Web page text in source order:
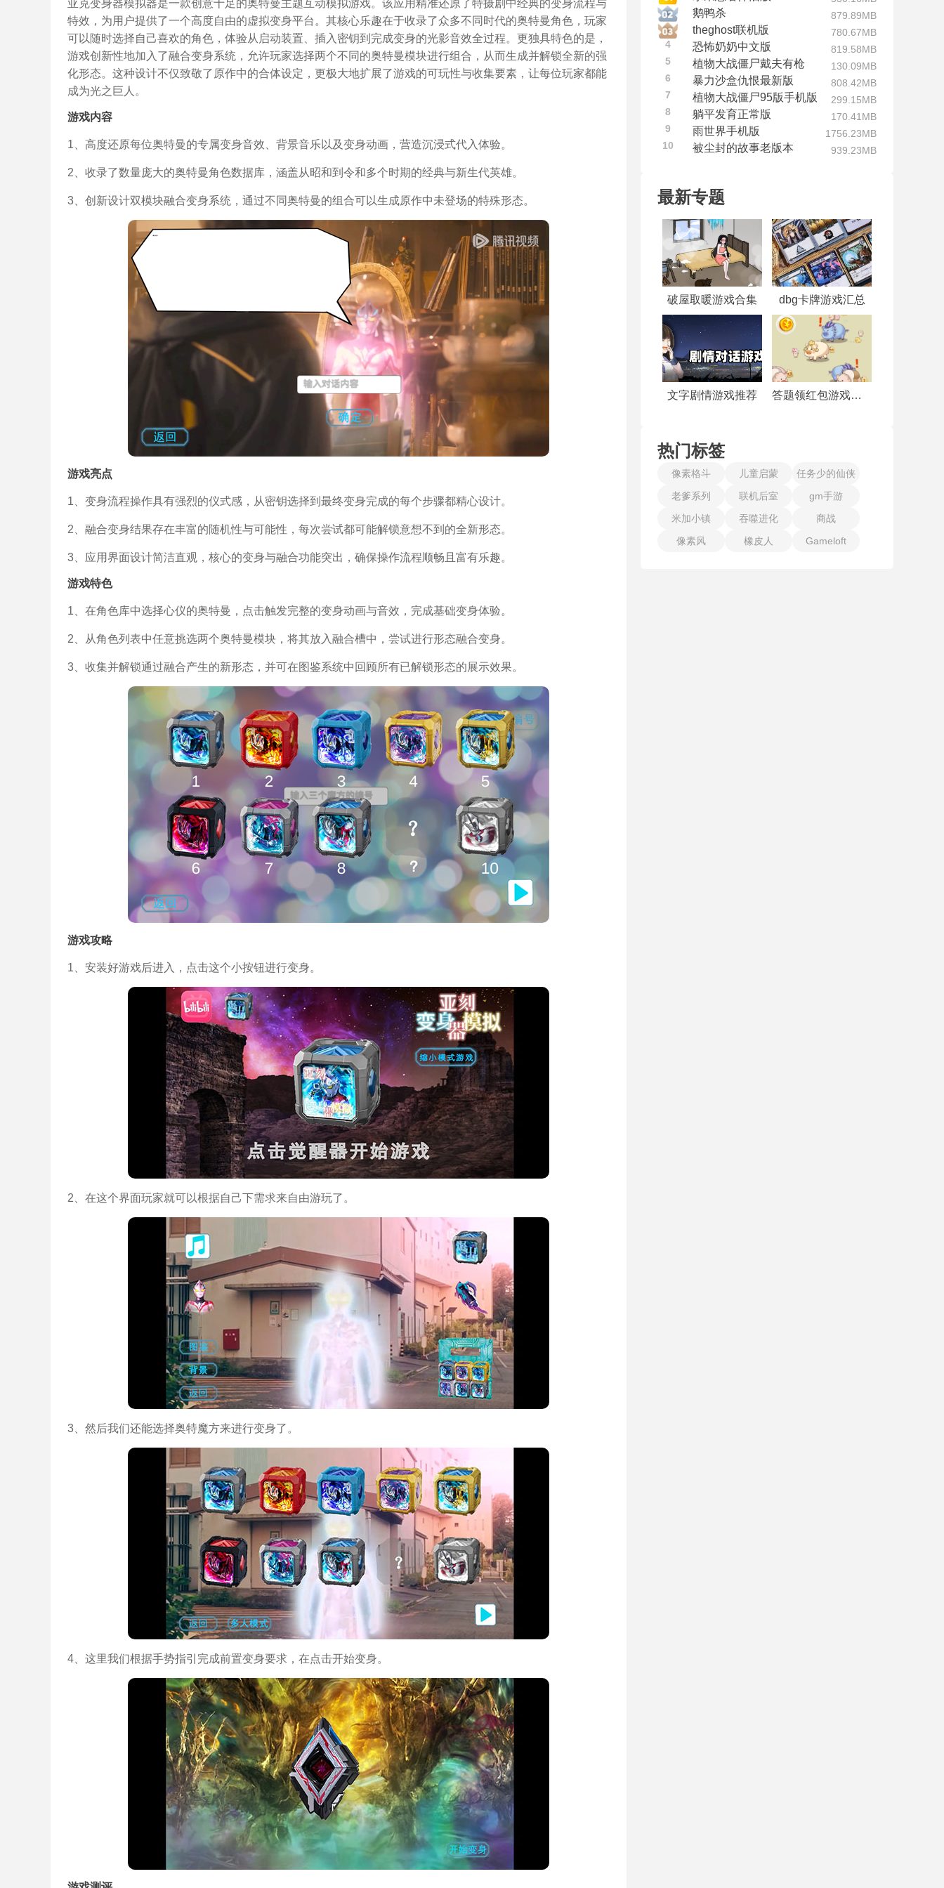
亚克变身器模拟器是一款创意十足的奥特曼主题互动模拟游戏。该应用精准还原了特摄剧中经典的变身流程与
特效，为用户提供了一个高度自由的虚拟变身平台。其核心乐趣在于收录了众多不同时代的奥特曼角色，玩家
可以随时选择自己喜欢的角色，体验从启动装置、插入密钥到完成变身的光影音效全过程。更独具特色的是，
游戏创新性地加入了融合变身系统，允许玩家选择两个不同的奥特曼模块进行组合，从而生成并解锁全新的强
化形态。这种设计不仅致敬了原作中的合体设定，更极大地扩展了游戏的可玩性与收集要素，让每位玩家都能
成为光之巨人。
游戏内容
1、高度还原每位奥特曼的专属变身音效、背景音乐以及变身动画，营造沉浸式代入体验。
2、收录了数量庞大的奥特曼角色数据库，涵盖从昭和到令和多个时期的经典与新生代英雄。
3、创新设计双模块融合变身系统，通过不同奥特曼的组合可以生成原作中未登场的特殊形态。
游戏亮点
1、变身流程操作具有强烈的仪式感，从密钥选择到最终变身完成的每个步骤都精心设计。
2、融合变身结果存在丰富的随机性与可能性，每次尝试都可能解锁意想不到的全新形态。
3、应用界面设计简洁直观，核心的变身与融合功能突出，确保操作流程顺畅且富有乐趣。
游戏特色
1、在角色库中选择心仪的奥特曼，点击触发完整的变身动画与音效，完成基础变身体验。
2、从角色列表中任意挑选两个奥特曼模块，将其放入融合槽中，尝试进行形态融合变身。
3、收集并解锁通过融合产生的新形态，并可在图鉴系统中回顾所有已解锁形态的展示效果。
游戏攻略
1、安装好游戏后进入，点击这个小按钮进行变身。
2、在这个界面玩家就可以根据自己下需求来自由游玩了。
3、然后我们还能选择奥特魔方来进行变身了。
4、这里我们根据手势指引完成前置变身要求，在点击开始变身。
鹅鸭杀 879.89MB
theghost联机版
780.67MB
4
恐怖奶奶中文版
819.58MB
5
植物大战僵尸戴夫有枪
130.09MB
6
暴力沙盒仇恨最新版
808.42MB
7
植物大战僵尸95版手机版
299.15MB
8
躺平发育正常版
170.41MB
9
雨世界手机版
1756.23MB
10
被尘封的故事老版本 939.23MB
最新专题
破屋取暖游戏合集 dbg卡牌游戏汇总
文字剧情游戏推荐 答题领红包游戏合集
热门标签
像素格斗 儿童启蒙
任务少的仙侠
手游
老爹系列 联机后室
gm手游
米加小镇
吞噬进化
商战
像素风
橡皮人 Gameloft